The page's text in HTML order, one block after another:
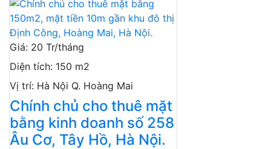
Giá: 20 Tr/tháng
Diện tích: 150 m2
Vị trí: Hà Nội Q. Hoàng Mai
Chính chủ cho thuê mặt
bằng kinh doanh số 258
Âu Cơ, Tây Hồ, Hà Nội.